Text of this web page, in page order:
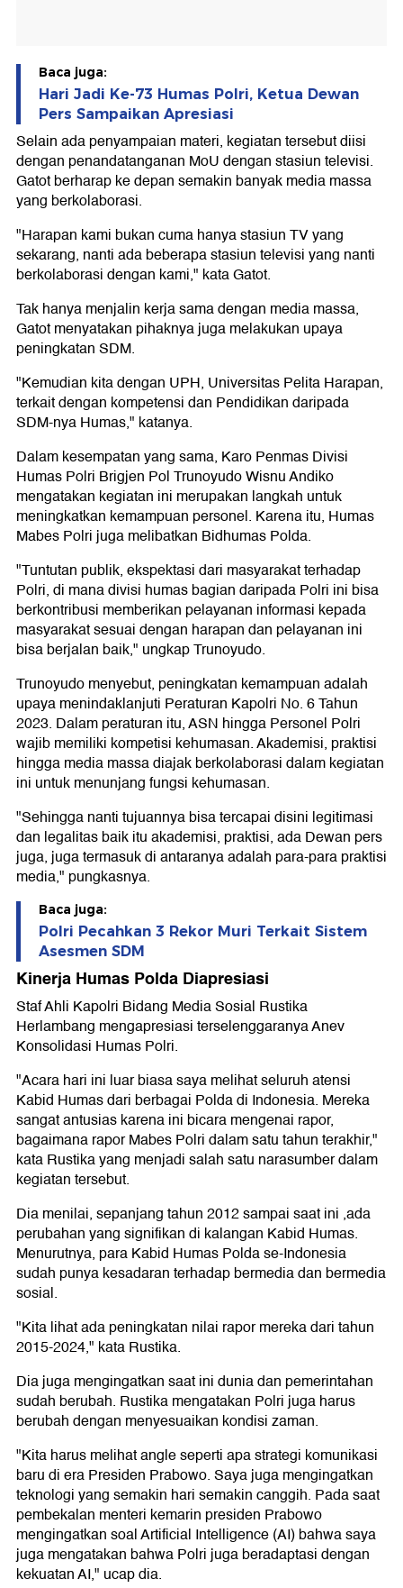
Baca juga:
Hari Jadi Ke-73 Humas Polri, Ketua Dewan
Pers Sampaikan Apresiasi
Selain ada penyampaian materi, kegiatan tersebut diisi
dengan penandatanganan MoU dengan stasiun televisi.
Gatot berharap ke depan semakin banyak media massa
yang berkolaborasi.
"Harapan kami bukan cuma hanya stasiun TV yang
sekarang, nanti ada beberapa stasiun televisi yang nanti
berkolaborasi dengan kami," kata Gatot.
Tak hanya menjalin kerja sama dengan media massa,
Gatot menyatakan pihaknya juga melakukan upaya
peningkatan SDM.
"Kemudian kita dengan UPH, Universitas Pelita Harapan,
terkait dengan kompetensi dan Pendidikan daripada
SDM-nya Humas," katanya.
Dalam kesempatan yang sama, Karo Penmas Divisi
Humas Polri Brigjen Pol Trunoyudo Wisnu Andiko
mengatakan kegiatan ini merupakan langkah untuk
meningkatkan kemampuan personel. Karena itu, Humas
Mabes Polri juga melibatkan Bidhumas Polda.
"Tuntutan publik, ekspektasi dari masyarakat terhadap
Polri, di mana divisi humas bagian daripada Polri ini bisa
berkontribusi memberikan pelayanan informasi kepada
masyarakat sesuai dengan harapan dan pelayanan ini
bisa berjalan baik," ungkap Trunoyudo.
Trunoyudo menyebut, peningkatan kemampuan adalah
upaya menindaklanjuti Peraturan Kapolri No. 6 Tahun
2023. Dalam peraturan itu, ASN hingga Personel Polri
wajib memiliki kompetisi kehumasan. Akademisi, praktisi
hingga media massa diajak berkolaborasi dalam kegiatan
ini untuk menunjang fungsi kehumasan.
"Sehingga nanti tujuannya bisa tercapai disini legitimasi
dan legalitas baik itu akademisi, praktisi, ada Dewan pers
juga, juga termasuk di antaranya adalah para-para praktisi
media," pungkasnya.
Baca juga:
Polri Pecahkan 3 Rekor Muri Terkait Sistem
Asesmen SDM
Kinerja Humas Polda Diapresiasi
Staf Ahli Kapolri Bidang Media Sosial Rustika
Herlambang mengapresiasi terselenggaranya Anev
Konsolidasi Humas Polri.
"Acara hari ini luar biasa saya melihat seluruh atensi
Kabid Humas dari berbagai Polda di Indonesia. Mereka
sangat antusias karena ini bicara mengenai rapor,
bagaimana rapor Mabes Polri dalam satu tahun terakhir,"
kata Rustika yang menjadi salah satu narasumber dalam
kegiatan tersebut.
Dia menilai, sepanjang tahun 2012 sampai saat ini ,ada
perubahan yang signifikan di kalangan Kabid Humas.
Menurutnya, para Kabid Humas Polda se-Indonesia
sudah punya kesadaran terhadap bermedia dan bermedia
sosial.
"Kita lihat ada peningkatan nilai rapor mereka dari tahun
2015-2024," kata Rustika.
Dia juga mengingatkan saat ini dunia dan pemerintahan
sudah berubah. Rustika mengatakan Polri juga harus
berubah dengan menyesuaikan kondisi zaman.
"Kita harus melihat angle seperti apa strategi komunikasi
baru di era Presiden Prabowo. Saya juga mengingatkan
teknologi yang semakin hari semakin canggih. Pada saat
pembekalan menteri kemarin presiden Prabowo
mengingatkan soal Artificial Intelligence (AI) bahwa saya
juga mengatakan bahwa Polri juga beradaptasi dengan
kekuatan AI," ucap dia.